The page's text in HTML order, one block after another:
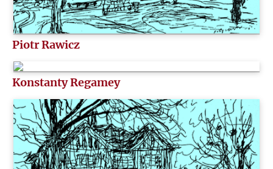
Piotr Rawicz
Konstanty Regamey